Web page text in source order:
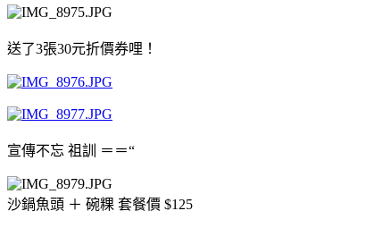
送了3張30元折價券哩！
宣傳不忘 祖訓 ＝＝“
沙鍋魚頭 ＋ 碗粿 套餐價 $125